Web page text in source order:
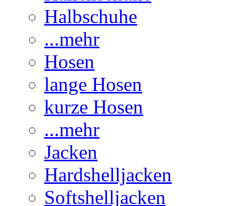
Halbschuhe
...mehr
Hosen
lange Hosen
kurze Hosen
...mehr
Jacken
Hardshelljacken
Softshelljacken